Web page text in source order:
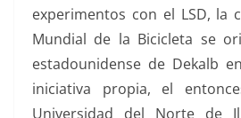
experimentos con el LSD, la
Mundial de la Bicicleta se
estadounidense de Dekalb
iniciativa propia, el
Universidad del Norte de